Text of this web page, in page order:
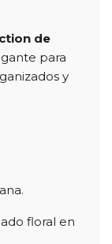
de
para
y
floral en